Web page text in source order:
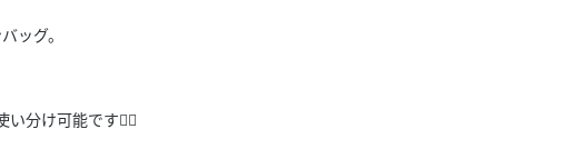
ッグ。
分け可能です👌🏻